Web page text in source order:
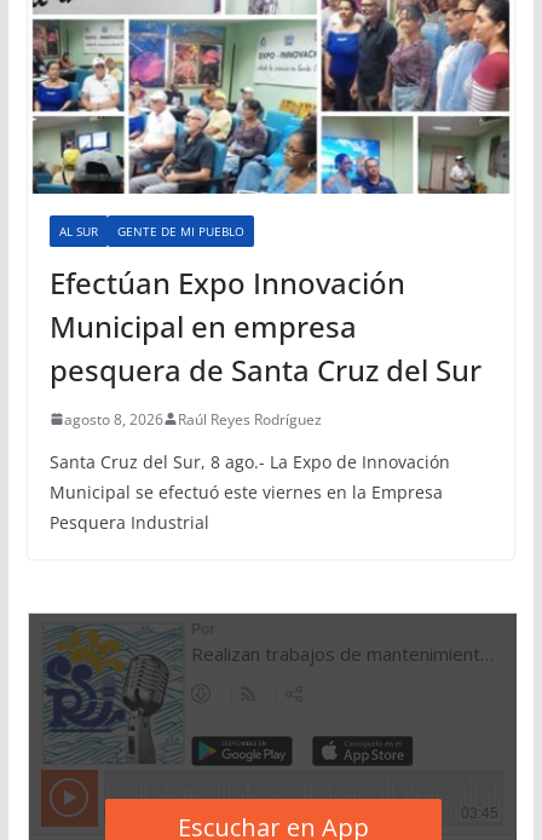
AL SUR GENTE DE MI PUEBLO
Efectúan Expo Innovación
Municipal en empresa
pesquera de Santa Cruz del Sur
agosto 8, 2026 Raúl Reyes Rodríguez
Santa Cruz del Sur, 8 ago.- La Expo de Innovación
Municipal se efectuó este viernes en la Empresa
Pesquera Industrial